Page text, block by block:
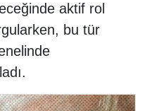
aktif rol
bu tür